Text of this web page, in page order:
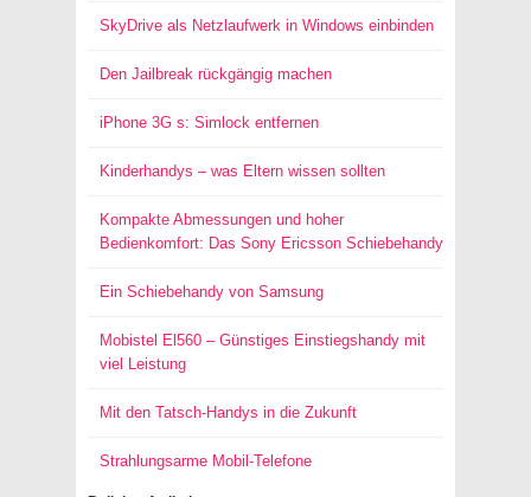
SkyDrive als Netzlaufwerk in Windows einbinden
Den Jailbreak rückgängig machen
iPhone 3G s: Simlock entfernen
Kinderhandys – was Eltern wissen sollten
Kompakte Abmessungen und hoher
Bedienkomfort: Das Sony Ericsson Schiebehandy
Ein Schiebehandy von Samsung
Mobistel El560 – Günstiges Einstiegshandy mit
viel Leistung
Mit den Tatsch-Handys in die Zukunft
Strahlungsarme Mobil-Telefone